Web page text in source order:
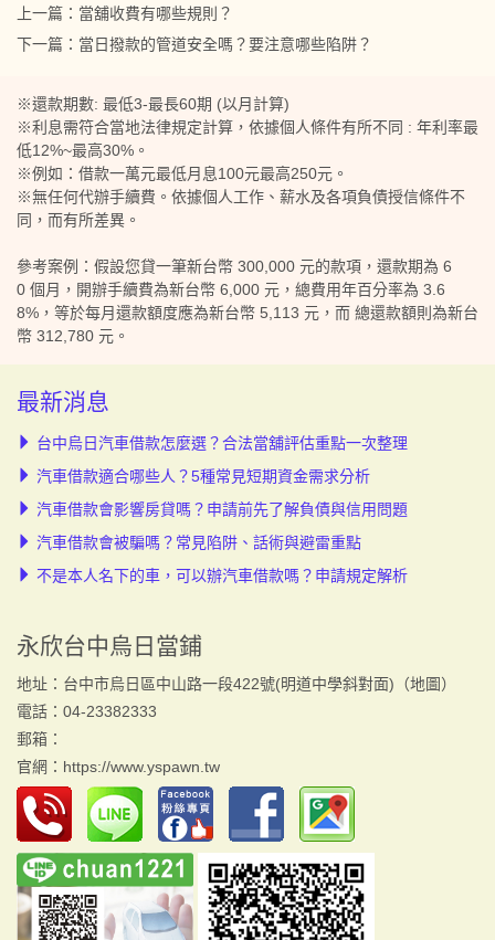
上一篇： 當舖收費有哪些規則？
下一篇： 當日撥款的管道安全嗎？要注意哪些陷阱？
※還款期數: 最低3-最長60期 (以月計算)
※利息需符合當地法律規定計算，依據個人條件有所不同 : 年利率最
低12%~最高30%。
※例如：借款一萬元最低月息100元最高250元。
※無任何代辦手續費。依據個人工作、薪水及各項負債授信條件不
同，而有所差異。
參考案例：假設您貸一筆新台幣 300,000 元的款項，還款期為 6
0 個月，開辦手續費為新台幣 6,000 元，總費用年百分率為 3.6
8%，等於每月還款額度應為新台幣 5,113 元，而 總還款額則為新台
幣 312,780 元。
最新消息
台中烏日汽車借款怎麼選？合法當舖評估重點一次整理
汽車借款適合哪些人？5種常見短期資金需求分析
汽車借款會影響房貸嗎？申請前先了解負債與信用問題
汽車借款會被騙嗎？常見陷阱、話術與避雷重點
不是本人名下的車，可以辦汽車借款嗎？申請規定解析
永欣台中烏日當鋪
地址：台中市烏日區中山路一段422號(明道中學斜對面)（地圖）
電話：04-23382333
郵箱：
官網： https://www.yspawn.tw